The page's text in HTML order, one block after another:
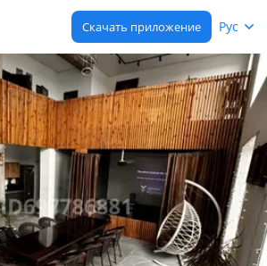
Скачать приложение Рус